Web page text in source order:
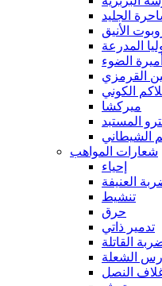
الجليد
الأنيق
المدرعة
أميرة الضوء
القرمزي
الكوني
ميركشا
المستبد
الشيطاني
شعارات المواهب
إحياء
العنيفة
تنشيط
حرق
تدمير ذاتي
القاتلة
الشعلة
النصل